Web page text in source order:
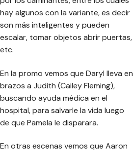
hay algunos con la variante, es decir
son más inteligentes y pueden
escalar, tomar objetos abrir puertas,
etc.
En la promo vemos que Daryl lleva en
brazos a Judith (Cailey Fleming),
buscando ayuda médica en el
hospital, para salvarle la vida luego
de que Pamela le disparara.
En otras escenas vemos que Aaron